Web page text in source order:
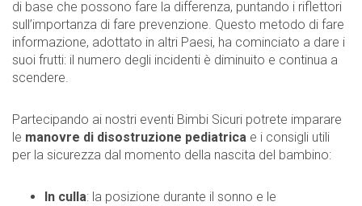
di base che possono fare la differenza, puntando i riflettori
sull’importanza di fare prevenzione. Questo metodo di fare
informazione, adottato in altri Paesi, ha cominciato a dare i
suoi frutti: il numero degli incidenti è diminuito e continua a
scendere.
Partecipando ai nostri eventi Bimbi Sicuri potrete imparare
le manovre di disostruzione pediatrica e i consigli utili
per la sicurezza dal momento della nascita del bambino:
In culla: la posizione durante il sonno e le